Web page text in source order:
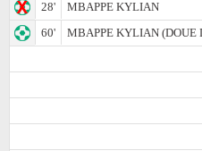
28'
MBAPPE KYLIAN
60'
MBAPPE KYLIAN (DOUE